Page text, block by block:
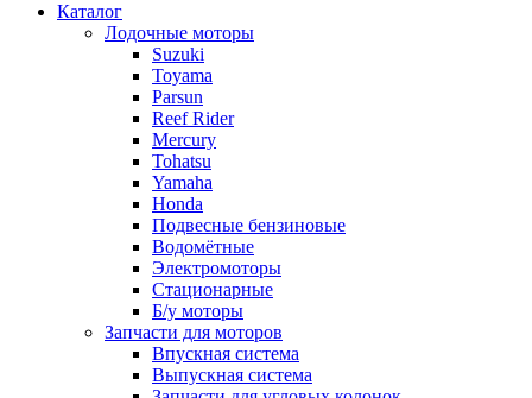
Каталог
Лодочные моторы
Suzuki
Toyama
Parsun
Reef Rider
Mercury
Tohatsu
Yamaha
Honda
Подвесные бензиновые
Водомётные
Электромоторы
Стационарные
Б/у моторы
Запчасти для моторов
Впускная система
Выпускная система